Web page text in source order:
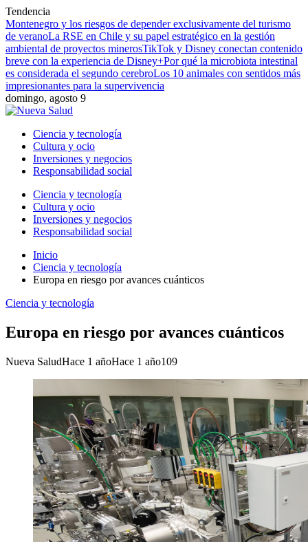
Tendencia
Montenegro y los riesgos de depender exclusivamente del turismo
de veranoLa RSE en Chile y su papel estratégico en la gestión
ambiental de proyectos minerosTikTok y Disney conectan contenido
breve con la experiencia de Disney+Por qué la microbiota intestinal
es considerada el segundo cerebroLos 10 animales con sentidos más
impresionantes para la supervivencia
domingo, agosto 9
Ciencia y tecnología
Cultura y ocio
Inversiones y negocios
Responsabilidad social
Ciencia y tecnología
Cultura y ocio
Inversiones y negocios
Responsabilidad social
Inicio
Ciencia y tecnología
Europa en riesgo por avances cuánticos
Ciencia y tecnología
Europa en riesgo por avances cuánticos
Nueva SaludHace 1 añoHace 1 año109